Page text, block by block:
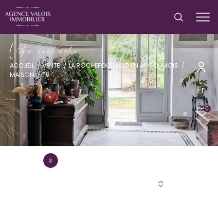
Fr
0
Vore recece
ACCUEIL VENTE
LA ROCHEFOUCAULD EN ANGOUMOIS
MAISON
T5
3